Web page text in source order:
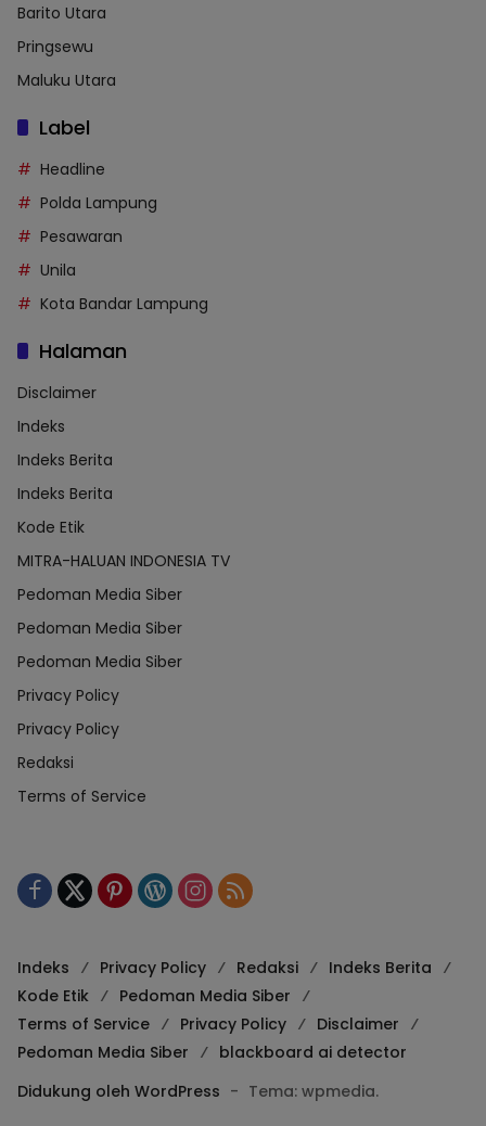
Barito Utara
Pringsewu
Maluku Utara
Label
Headline
Polda Lampung
Pesawaran
Unila
Kota Bandar Lampung
Halaman
Disclaimer
Indeks
Indeks Berita
Indeks Berita
Kode Etik
MITRA-HALUAN INDONESIA TV
Pedoman Media Siber
Pedoman Media Siber
Pedoman Media Siber
Privacy Policy
Privacy Policy
Redaksi
Terms of Service
Indeks Privacy Policy Redaksi
Indeks Berita
Kode Etik
Pedoman Media Siber
Terms of Service
Privacy Policy
Disclaimer
Pedoman Media Siber
blackboard ai detector
Didukung oleh WordPress - Tema: wpmedia.